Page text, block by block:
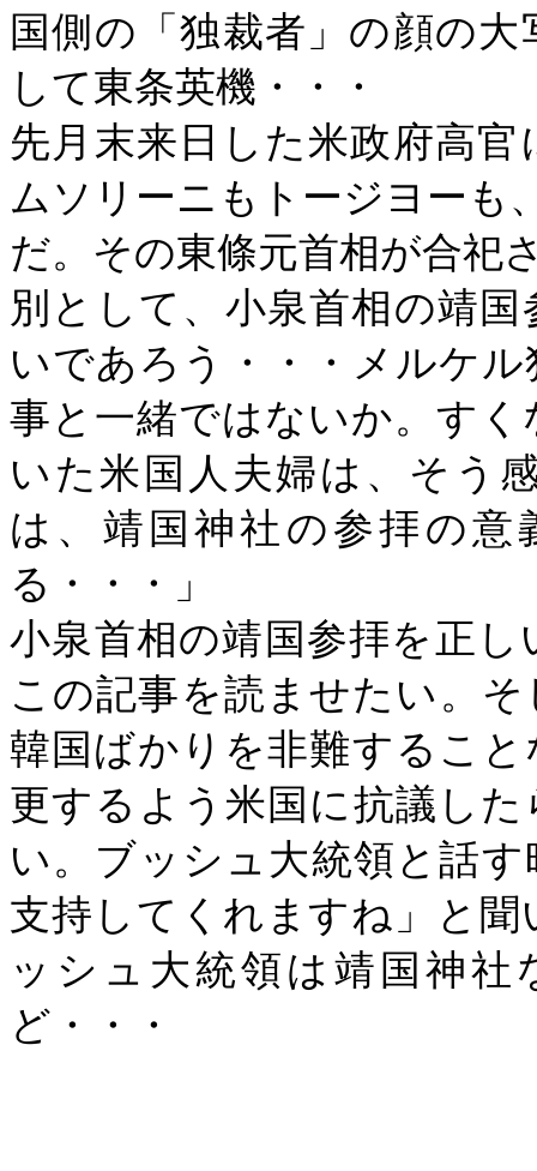
国側の「独裁者」の顔の
して東条英機・・・
先月末来日した米政府高
ムソリーニもトージヨーも
だ。その東條元首相が合祀
別として、小泉首相の靖
いであろう・・・メルケ
事と一緒ではないか。す
いた米国人夫婦は、そう
は、靖国神社の参拝の
る・・・」
小泉首相の靖国参拝を正
この記事を読ませたい。
韓国ばかりを非難するこ
更するよう米国に抗議し
い。ブッシュ大統領と話
支持してくれますね」と
ッシュ大統領は靖国神
ど・・・